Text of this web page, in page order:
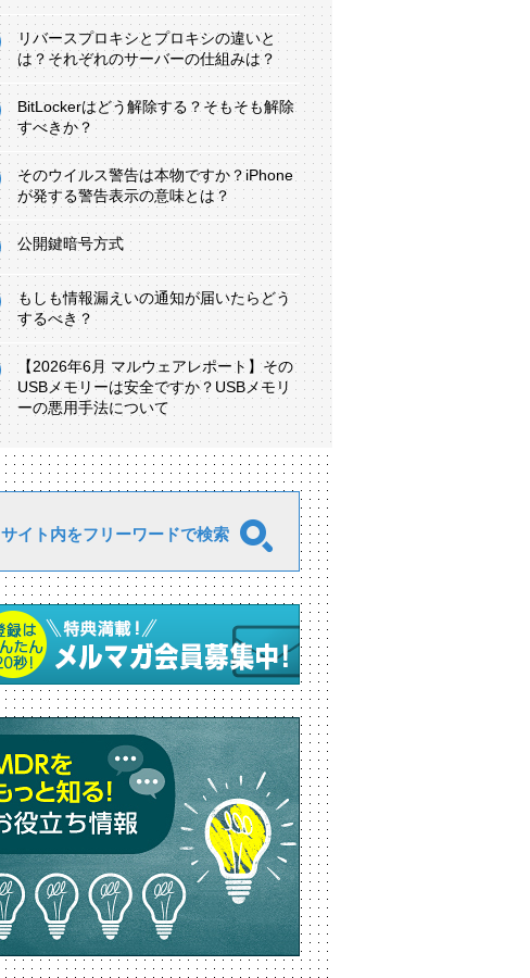
リバースプロキシとプロキシの違いと
は？それぞれのサーバーの仕組みは？
BitLockerはどう解除する？そもそも解除
すべきか？
そのウイルス警告は本物ですか？iPhone
が発する警告表示の意味とは？
公開鍵暗号方式
もしも情報漏えいの通知が届いたらどう
するべき？
【2026年6月 マルウェアレポート】その
USBメモリーは安全ですか？USBメモリ
ーの悪用手法について
サイト内をフリーワードで検索